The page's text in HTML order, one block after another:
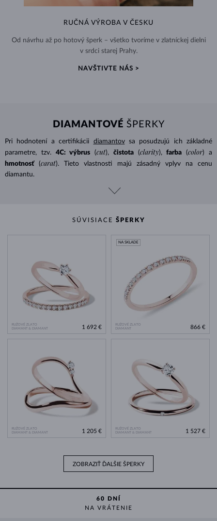
RUČNÁ VÝROBA V ČESKU
Od návrhu až po hotový šperk – všetko tvoríme v zlatníckej dielni
v srdci starej Prahy.
NAVŠTIVTE NÁS >
DIAMANTOVÉ ŠPERKY
Pri hodnotení a certifikácii diamantovsa posudzujú ich základné
parametre, tzv.
4C: výbrus (cut), čistota (clarity), farba (color) a
hmotnosť
(carat). Tieto vlastnosti majú zásadný vplyv na cenu
diamantu.
SÚVISIACE ŠPERKY
RUŽOVÉ ZLATO
DIAMANT & DIAMANT
1 692 €
RUŽOVÉ ZLATO
DIAMANT
NA SKLADE
866 €
RUŽOVÉ ZLATO
DIAMANT & DIAMANT
1 205 €
RUŽOVÉ ZLATO
DIAMANT & DIAMANT
1 527 €
ZOBRAZIŤ ĎALŠIE ŠPERKY
60 DNÍ
NA VRÁTENIE